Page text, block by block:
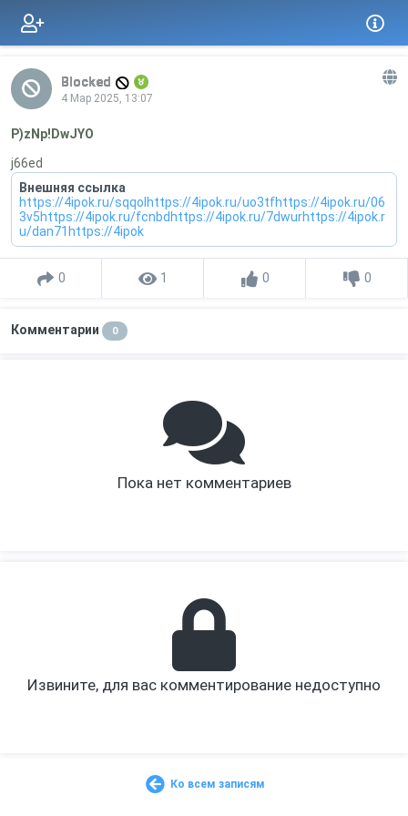
Blocked
4 Мар 2025, 13:07
P)zNp!DwJYO
j66ed
Внешняя ссылка
https://4ipok.ru/sqqolhttps://4ipok.ru/uo3tfhttps://4ipok.ru/06
3v5https://4ipok.ru/fcnbdhttps://4ipok.ru/7dwurhttps://4ipok.r
u/dan71https://4ipok
0 1 0 0
Комментарии 0
Пока нет комментариев
Извините, для вас комментирование недоступно
Ко всем записям